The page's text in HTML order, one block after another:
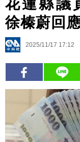
花蓮縣議
徐榛蔚回
2025/11/17 17:12